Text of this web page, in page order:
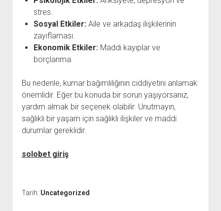
stres.
Sosyal Etkiler:Aile ve arkadaş ilişkilerinin
zayıflaması.
Ekonomik Etkiler:Maddi kayıplar ve
borçlanma.
Bu nedenle, kumar bağımlılığının ciddiyetini anlamak
önemlidir. Eğer bu konuda bir sorun yaşıyorsanız,
yardım almak bir seçenek olabilir. Unutmayın,
sağlıklı bir yaşam için sağlıklı ilişkiler ve maddi
durumlar gereklidir.
solobet giriş
Tarih: Uncategorized